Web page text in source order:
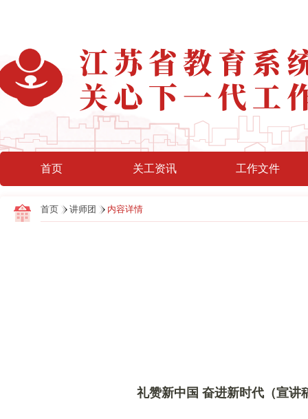
首页 关工资讯 工作文件
首页 讲师团 内容详情
礼赞新中国 奋进新时代（宣讲